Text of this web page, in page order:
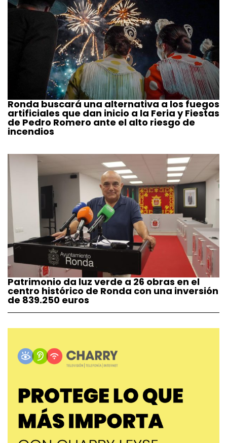
Ronda buscará una alternativa a los fuegos
artificiales que dan inicio a la Feria y Fiestas
de Pedro Romero ante el alto riesgo de
incendios
Patrimonio da luz verde a 26 obras en el
centro histórico de Ronda con una inversión
de 839.250 euros